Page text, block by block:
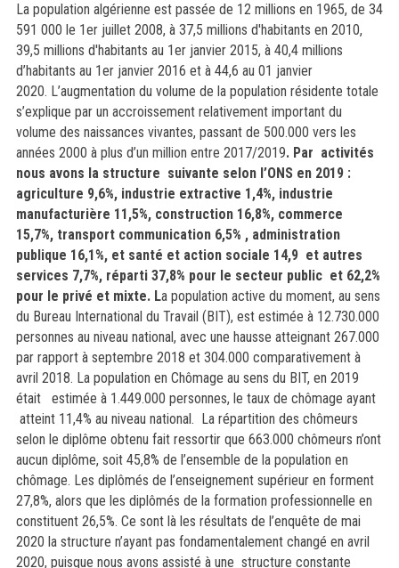
La population algérienne est passée de 12 millions en 1965, de 34
591 000 le 1er juillet 2008, à 37,5 millions d'habitants en 2010,
39,5 millions d'habitants au 1er janvier 2015, à 40,4 millions
d’habitants au 1er janvier 2016 et à 44,6 au 01 janvier
2020. L’augmentation du volume de la population résidente totale
s’explique par un accroissement relativement important du
volume des naissances vivantes, passant de 500.000 vers les
années 2000 à plus d’un million entre 2017/2019. Par activités
nous avons la structure suivante selon l’ONS en 2019 :
agriculture 9,6%, industrie extractive 1,4%, industrie
manufacturière 11,5%, construction 16,8%, commerce
15,7%, transport communication 6,5% , administration
publique 16,1%, et santé et action sociale 14,9 et autres
services 7,7%, réparti 37,8% pour le secteur public et 62,2%
pour le privé et mixte. La population active du moment, au sens
du Bureau International du Travail (BIT), est estimée à 12.730.000
personnes au niveau national, avec une hausse atteignant 267.000
par rapport à septembre 2018 et 304.000 comparativement à
avril 2018. La population en Chômage au sens du BIT, en 2019
était estimée à 1.449.000 personnes, le taux de chômage ayant
atteint 11,4% au niveau national. La répartition des chômeurs
selon le diplôme obtenu fait ressortir que 663.000 chômeurs n’ont
aucun diplôme, soit 45,8% de l’ensemble de la population en
chômage. Les diplômés de l’enseignement supérieur en forment
27,8%, alors que les diplômés de la formation professionnelle en
constituent 26,5%. Ce sont là les résultats de l’enquête de mai
2020 la structure n’ayant pas fondamentalement changé en avril
2020, puisque nous avons assisté à une structure constante